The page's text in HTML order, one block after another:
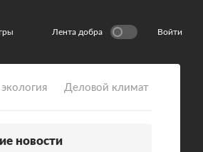
Лента добра Войти
Деловой климат
новости